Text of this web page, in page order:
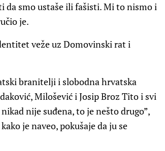
da smo ustaše ili fašisti. Mi to nismo i
je.
veže uz Domovinski rat i
branitelji i slobodna hrvatska
Milošević i Josip Broz Tito i svi
nije suđena, to je nešto drugo”,
je naveo, pokušaje da ju se